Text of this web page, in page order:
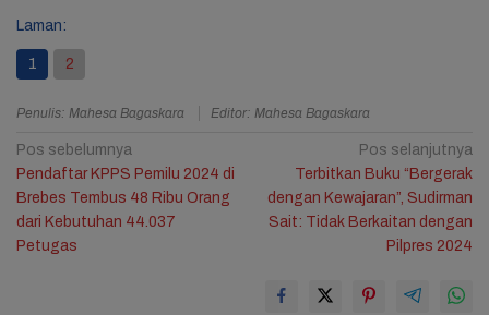
Laman:
1 2
Penulis: Mahesa Bagaskara Editor: Mahesa Bagaskara
Navigasi
pos
Pos sebelumnya
Pendaftar KPPS Pemilu 2024 di
Brebes Tembus 48 Ribu Orang
dari Kebutuhan 44.037
Petugas
Pos selanjutnya
Terbitkan Buku “Bergerak
dengan Kewajaran”, Sudirman
Sait: Tidak Berkaitan dengan
Pilpres 2024